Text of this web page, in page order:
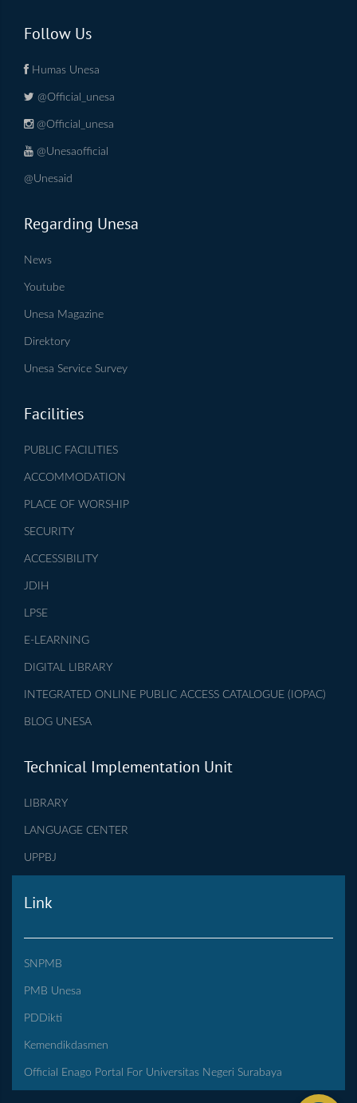
Follow Us
Humas Unesa
@Official_unesa
@Official_unesa
@Unesaofficial
@Unesaid
Regarding Unesa
News
Youtube
Unesa Magazine
Direktory
Unesa Service Survey
Facilities
PUBLIC FACILITIES
ACCOMMODATION
PLACE OF WORSHIP
SECURITY
ACCESSIBILITY
JDIH
LPSE
E-LEARNING
DIGITAL LIBRARY
INTEGRATED ONLINE PUBLIC ACCESS CATALOGUE (IOPAC)
BLOG UNESA
Technical Implementation Unit
LIBRARY
LANGUAGE CENTER
UPPBJ
Link
SNPMB
PMB Unesa
PDDikti
Kemendikdasmen
Official Enago Portal For Universitas Negeri Surabaya